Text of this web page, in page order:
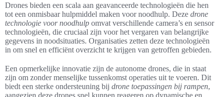
Drones bieden een scala aan geavanceerde technologieën die hen
tot een onmisbaar hulpmiddel maken voor noodhulp. Deze drone
technologie voor noodhulp omvat verschillende camera’s en sensor
technologieën, die cruciaal zijn voor het vergaren van belangrijke
gegevens in noodsituaties. Organisaties zetten deze technologieën
in om snel en efficiënt overzicht te krijgen van getroffen gebieden.
Een opmerkelijke innovatie zijn de autonome drones, die in staat
zijn om zonder menselijke tussenkomst operaties uit te voeren. Dit
biedt een sterke ondersteuning bij drone toepassingen bij rampen,
aangezien deze drones snel kunnen reageren op dynamische en